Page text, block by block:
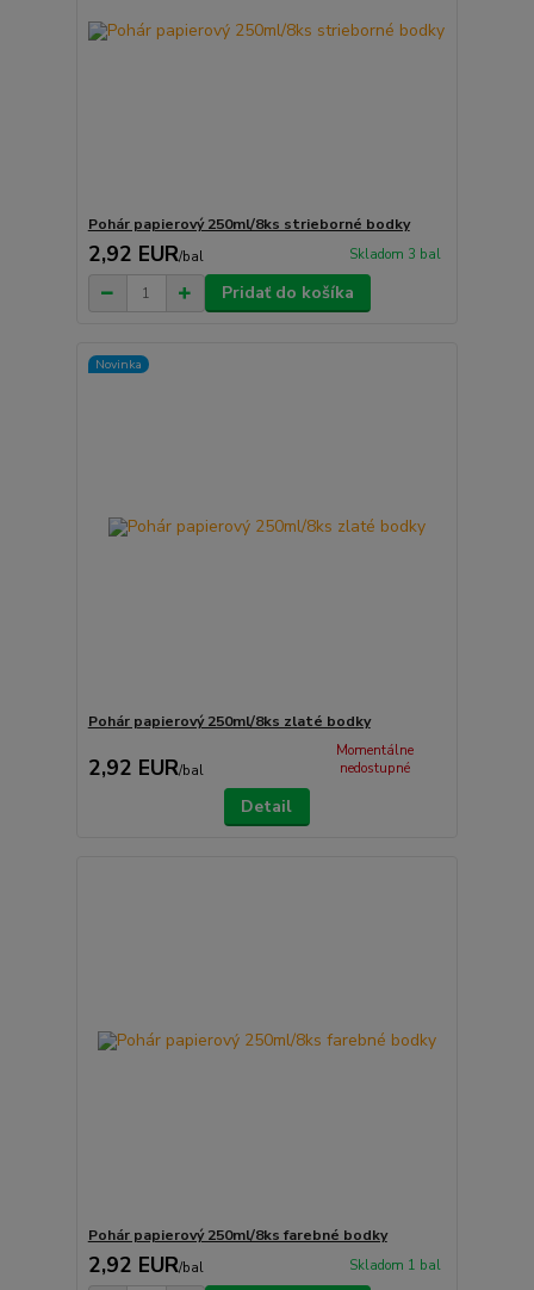
Pohár papierový 250ml/8ks strieborné bodky
2,92 EUR/bal Skladom 3 bal
Pridať do košíka
Novinka
Pohár papierový 250ml/8ks zlaté bodky
2,92 EUR/bal
Momentálne
nedostupné
Detail
Pohár papierový 250ml/8ks farebné bodky
2,92 EUR/bal Skladom 1 bal